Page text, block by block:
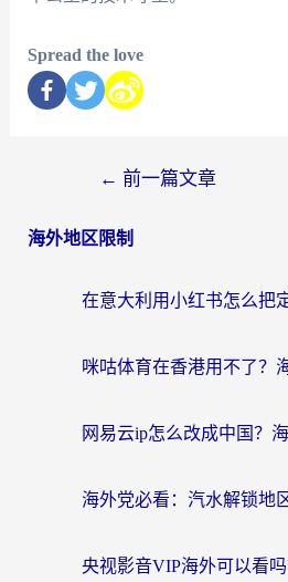
Spread the love
← 前一篇文章
海外地区限制